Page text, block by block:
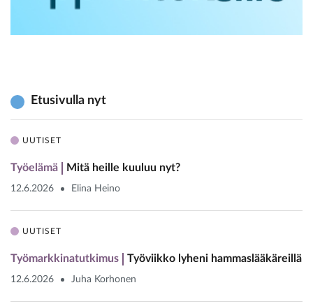
Etusivulla nyt
UUTISET
Työelämä Mitä heille kuuluu nyt?
12.6.2026 Elina Heino
UUTISET
Työmarkkinatutkimus Työviikko lyheni hammaslääkäreillä
12.6.2026 Juha Korhonen